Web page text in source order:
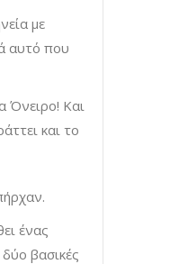
με
αυτό που
Όνειρο! Και
και το
ένας
βασικές